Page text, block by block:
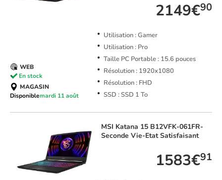
2149€90
Utilisation : Gamer
Utilisation : Pro
Taille PC Portable : 15.6 pouces
Résolution : 1920x1080
Résolution : FHD
SSD : SSD 1 To
WEB
En stock
MAGASIN
Disponiblemardi 11 août
MSI Katana 15 B12VFK-061FR-
Seconde Vie-Etat Satisfaisant
1583€91